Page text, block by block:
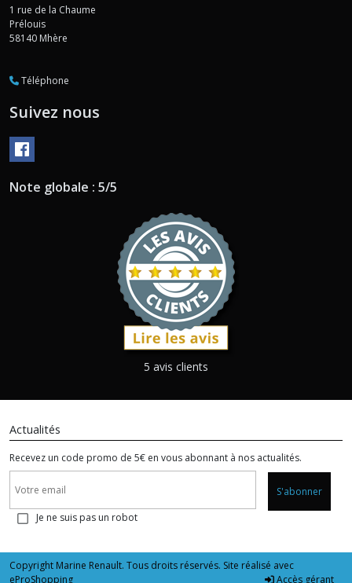
1 rue de la Chaume
Prélouis
58140 Mhère
Téléphone
Suivez nous
Note globale : 5/5
5 avis clients
Actualités
Recevez un code promo de 5€ en vous abonnant à nos actualités.
S'abonner
Je ne suis pas un robot
Copyright Marine Renault. Tous droits réservés. Site réalisé avec
eProShopping
Accès gérant